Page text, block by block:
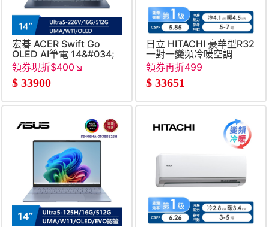
宏碁 ACER Swift Go
OLED AI筆電 14&#034;
(Intel Core Ultra5-
226V&#47;16G&#47;512G&#47;UMA&#47;W11)
領券現折$400↘
$ 33900
日立 HITACHI 豪華型R32
一對一變頻冷暖空調
領券再折499
$ 33651